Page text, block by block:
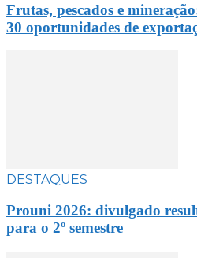
Frutas, pescados e
30 oportunidades de
DESTAQUES
Prouni 2026: divulgado
para o 2º semestre